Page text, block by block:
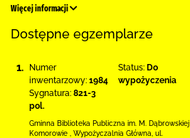
Więcej informacji
Dostępne egzemplarze
1.
Numer
inwentarzowy: 1984
Sygnatura: 821-3
pol.
Status: Do
wypożyczenia
Gminna Biblioteka Publiczna im. M. Dąbrowskiej
Komorowie
Wypożyczalnia Główna, ul.